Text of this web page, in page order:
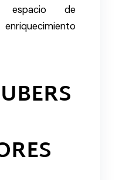
espacio de